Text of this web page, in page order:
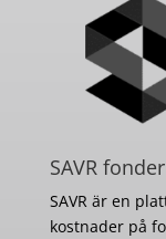
SAVR fonder
SAVR är en
kostnader på